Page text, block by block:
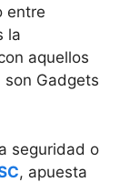
entre
la
aquellos
Gadgets
seguridad o
, apuesta